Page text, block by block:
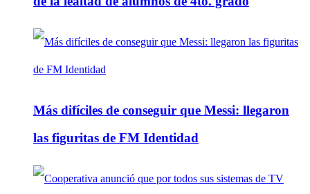
Más difíciles de conseguir que Messi: llegaron
las figuritas de FM Identidad